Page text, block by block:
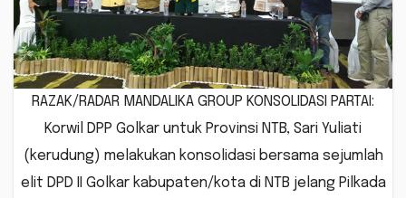
RAZAK/RADAR MANDALIKA GROUP KONSOLIDASI PARTAI:
Korwil DPP Golkar untuk Provinsi NTB, Sari Yuliati
(kerudung) melakukan konsolidasi bersama sejumlah
elit DPD II Golkar kabupaten/kota di NTB jelang Pilkada